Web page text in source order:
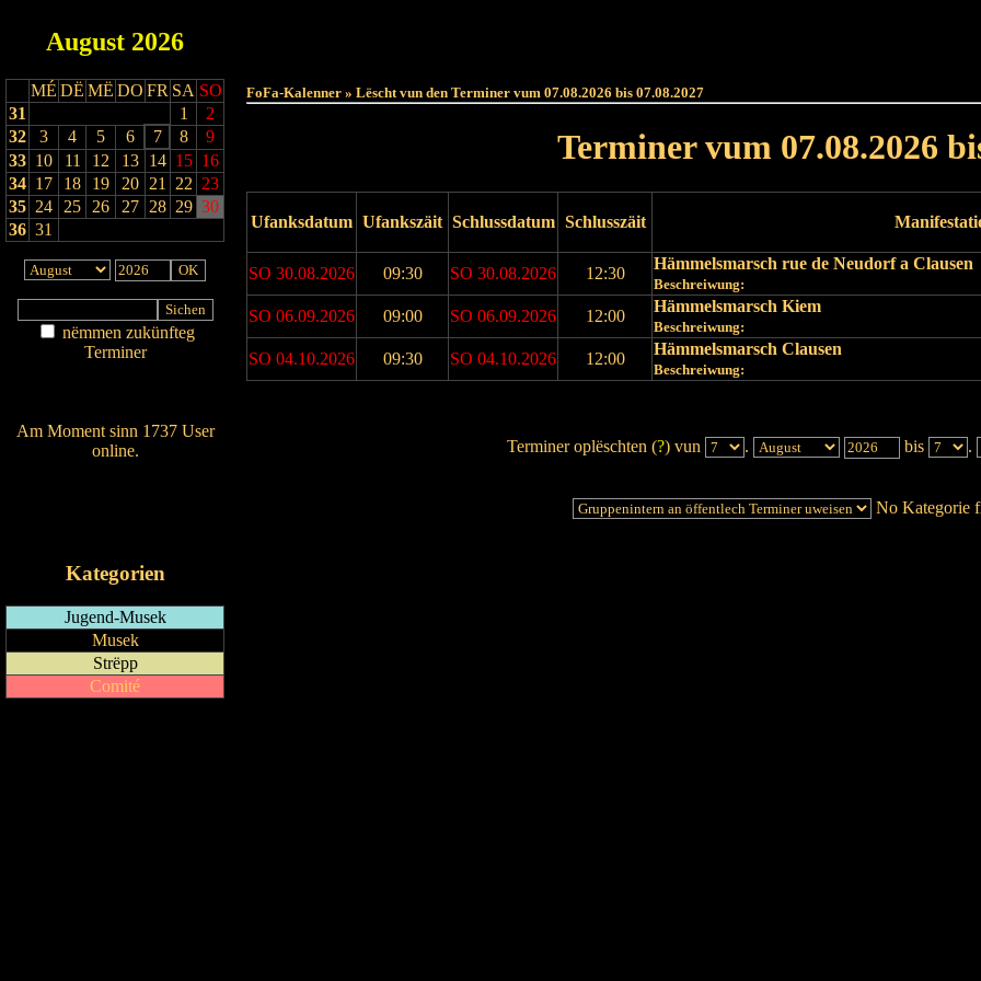
August 2026
MÉ DË MË DO FR SA SO
31
1
2
32
3 4 5 6 7 8
9
33 10 11 12 13 14 15 16
34 17 18 19 20 21 22 23
35 24 25 26 27 28 29 30
36 31
nëmmen zukünfteg
Terminer
Am Moment sinn 1737 User
online.
Kategorien
Jugend-Musek
Musek
Strëpp
Comité
FoFa-Kalenner » Lëscht vun den Terminer vum 07.08.2026 bis 07.08.2027
Terminer vum 07.08.2026
Ufanksdatum Ufankszäit Schlussdatum Schlusszäit
SO 30.08.2026 09:30 SO 30.08.2026 12:30
Hämmelsmarsch rue de Neudorf a Clausen
Beschreiwung:
SO 06.09.2026 09:00 SO 06.09.2026 12:00
Hämmelsmarsch Kiem
Beschreiwung:
SO 04.10.2026 09:30 SO 04.10.2026 12:00
Hämmelsmarsch Clausen
Beschreiwung:
Terminer oplëschten (?) vun . bis .
No Kategorie